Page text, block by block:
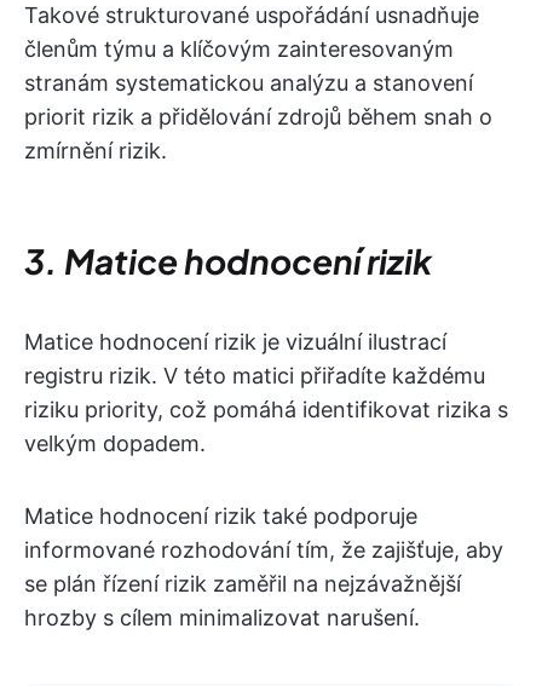
Takové strukturované uspořádání usnadňuje
členům týmu a klíčovým zainteresovaným
stranám systematickou analýzu a stanovení
priorit rizik a přidělování zdrojů během snah o
zmírnění rizik.
3. Matice hodnocení rizik
Matice hodnocení rizik je vizuální ilustrací
registru rizik. V této matici přiřadíte každému
riziku priority, což pomáhá identifikovat rizika s
velkým dopadem.
Matice hodnocení rizik také podporuje
informované rozhodování tím, že zajišťuje, aby
se plán řízení rizik zaměřil na nejzávažnější
hrozby s cílem minimalizovat narušení.